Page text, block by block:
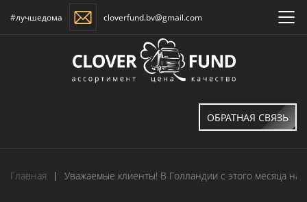
#лучшедома cloverfund.bv@gmail.com
ОБРАТНАЯ СВЯЗЬ
Главная Уважаемые клиенты! В Голландии с этого месяца